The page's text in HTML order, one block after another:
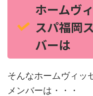
ホームヴ
スパ福岡
バーは
そんなホームヴィッ
メンバーは・・・